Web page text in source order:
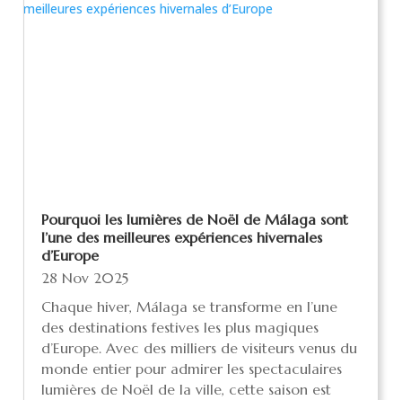
Pourquoi les lumières de Noël de Málaga sont
l’une des meilleures expériences hivernales
d’Europe
28 Nov 2025
Chaque hiver, Málaga se transforme en l’une
des destinations festives les plus magiques
d’Europe. Avec des milliers de visiteurs venus du
monde entier pour admirer les spectaculaires
lumières de Noël de la ville, cette saison est